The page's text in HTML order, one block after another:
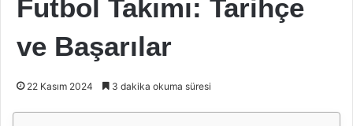
Futbol Takımı: Tarihçe
ve Başarılar
22 Kasım 2024 3 dakika okuma süresi